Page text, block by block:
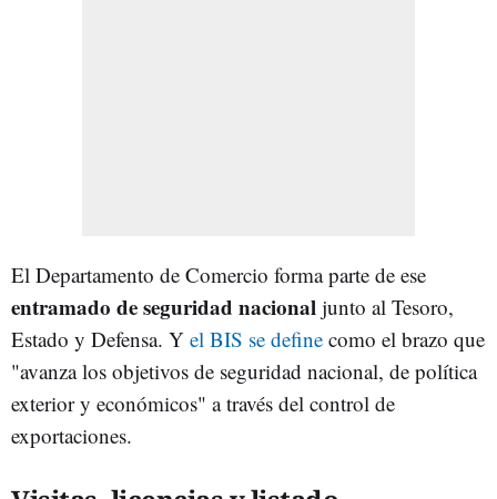
El Departamento de Comercio forma parte de ese
entramado de seguridad nacional junto al Tesoro,
Estado y Defensa. Y el BIS se define como el brazo que
"avanza los objetivos de seguridad nacional, de política
exterior y económicos" a través del control de
exportaciones.